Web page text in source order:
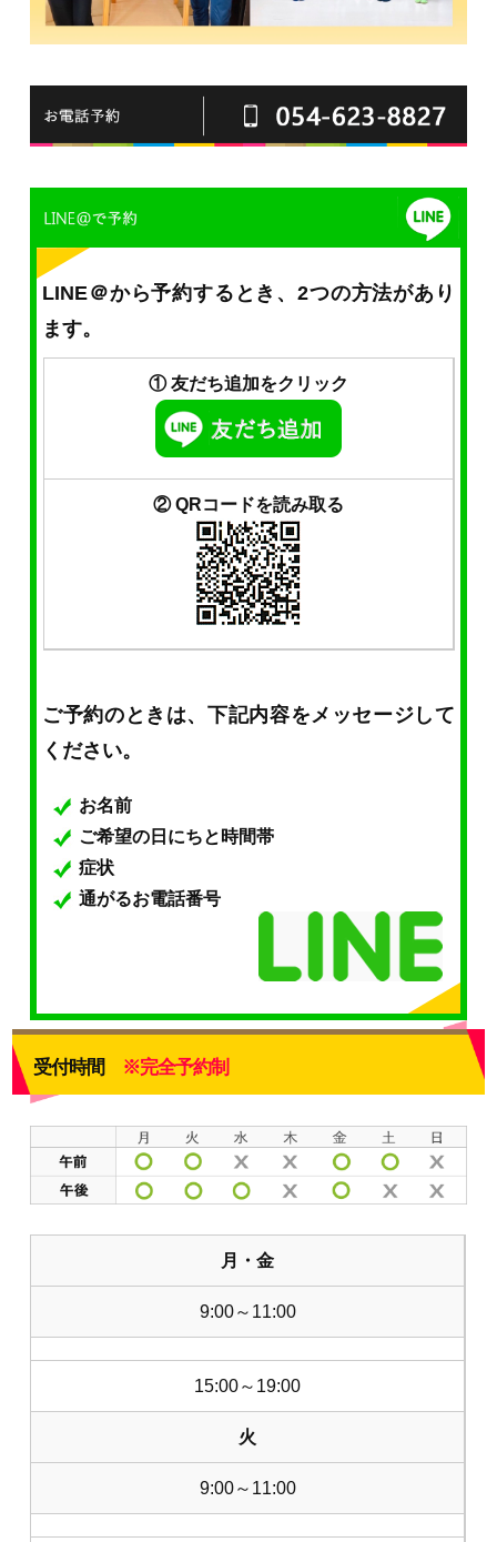
LINE＠から予約するとき、2つの方法があり
ます。
① 友だち追加をクリック
② QRコードを読み取る
ご予約のときは、下記内容をメッセージして
ください。
お名前
ご希望の日にちと時間帯
症状
通がるお電話番号
受付時間 ※完全予約制
月・金
9:00～11:00
15:00～19:00
火
9:00～11:00